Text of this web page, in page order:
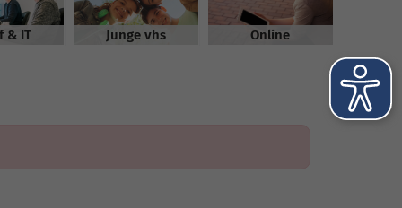
& IT Junge vhs Online